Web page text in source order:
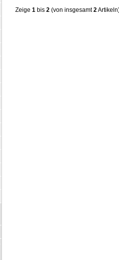
Zeige 1 bis 2 (von insgesamt2